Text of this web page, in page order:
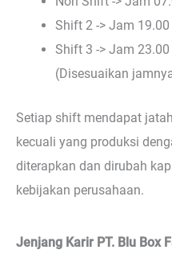
Shift 2 -> Jam
Shift 3 -> Jam
(Disesuaikan
Setiap shift mendapat
kecuali yang produksi
diterapkan dan dirubah
kebijakan perusahaan.
Jenjang Karir PT. Blu Box